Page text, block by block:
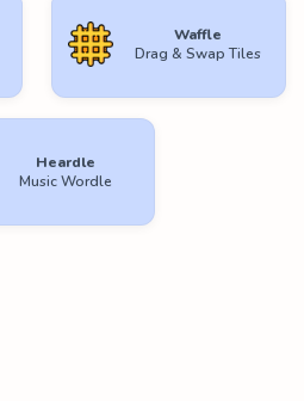
Waffle
Drag & Swap Tiles
Heardle
Music Wordle